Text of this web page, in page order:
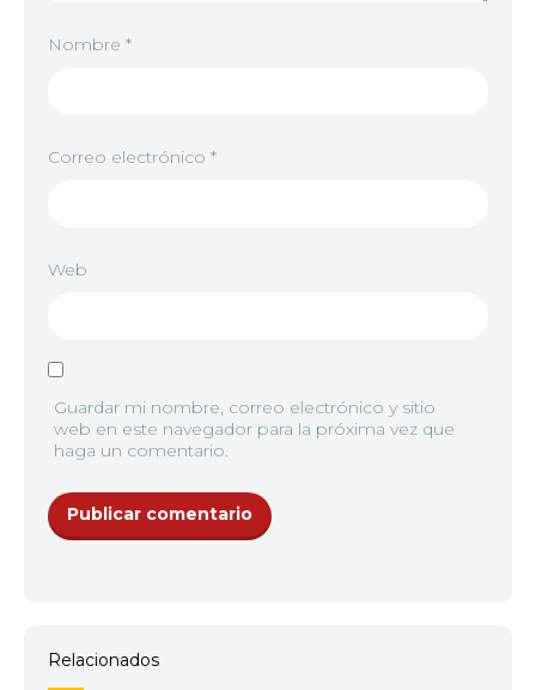
Nombre *
Correo electrónico *
Web
Guardar mi nombre, correo electrónico y sitio
web en este navegador para la próxima vez que
haga un comentario.
Relacionados